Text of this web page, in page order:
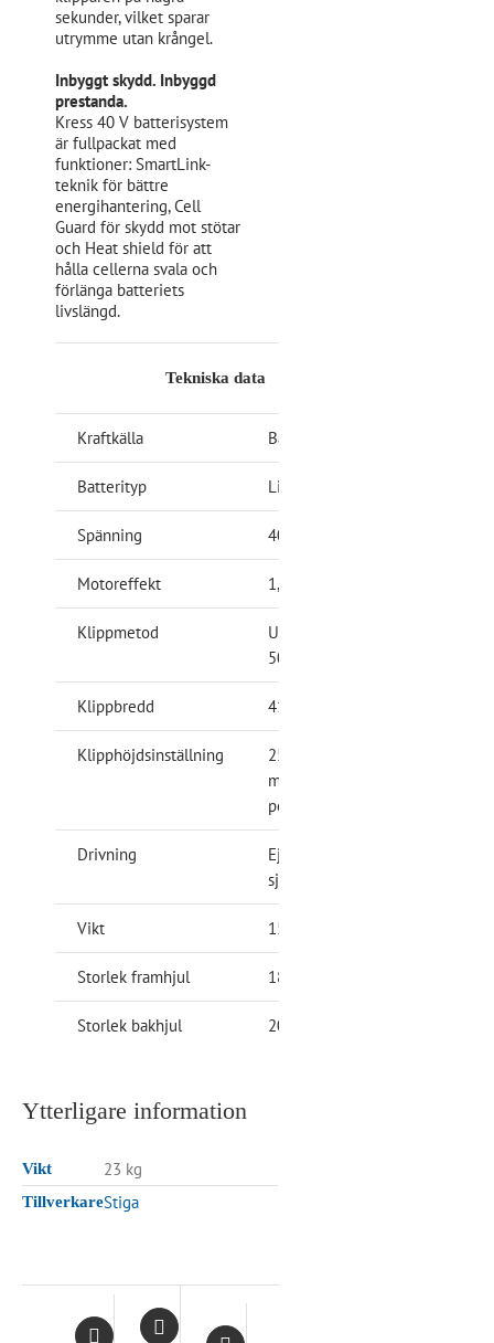
sekunder, vilket sparar
utrymme utan krångel.
Inbyggt skydd. Inbyggd
prestanda.
Kress 40 V batterisystem
är fullpackat med
funktioner: SmartLink-
teknik för bättre
energihantering, Cell
Guard för skydd mot stötar
och Heat shield för att
hålla cellerna svala och
förlänga batteriets
livslängd.
Tekniska data
Kraftkälla Batteri
Batterityp Litiumjon
Spänning 40 V
Motoreffekt 1,25 kW
Klippmetod
Uppsamling,
50 liter
Klippbredd 41 cm
Klipphöjdsinställning
25 – 75
mm, 6
positioner
Drivning
Ej
självgående
Vikt 15,60 kg
Storlek framhjul 180 mm
Storlek bakhjul 200 mm
Ytterligare information
Vikt 23 kg
TillverkareStiga